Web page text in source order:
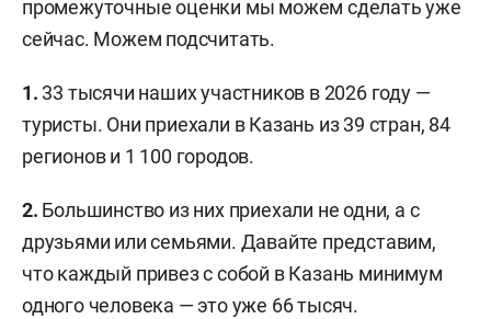
промежуточные оценки мы можем сделать уже
сейчас. Можем подсчитать.
1. 33 тысячи наших участников в 2026 году —
туристы. Они приехали в Казань из 39 стран, 84
регионов и 1 100 городов.
2. Большинство из них приехали не одни, а с
друзьями или семьями. Давайте представим,
что каждый привез с собой в Казань минимум
одного человека — это уже 66 тысяч.